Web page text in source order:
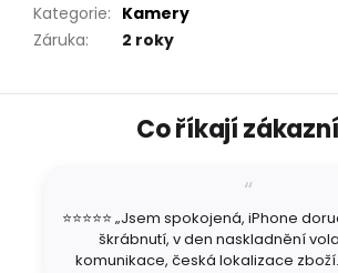
Kategorie: Kamery
Záruka: 2 roky
Co říkají
⭐⭐⭐⭐⭐ „Jsem spokojená, iPhone
škrábnutí, v den naskladnění
komunikace, česká lokalizace